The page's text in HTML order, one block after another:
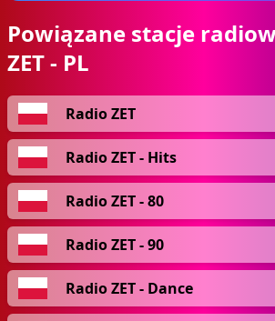
Powiązane stacje
ZET - PL
Radio ZET
Radio ZET - Hits
Radio ZET - 80
Radio ZET - 90
Radio ZET - Dance